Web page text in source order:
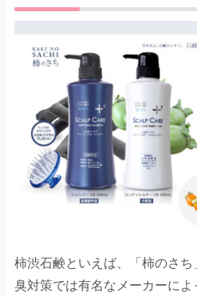
柿渋石鹸といえば、「柿のさ
臭対策では有名なメーカーに